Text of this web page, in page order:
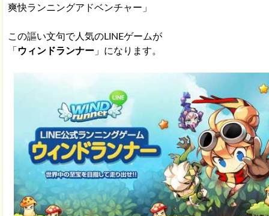
爽快ランニングアドベンチャー」
この謳い文句で人気のLINEゲームが
「 ウィンドランナー」になります。